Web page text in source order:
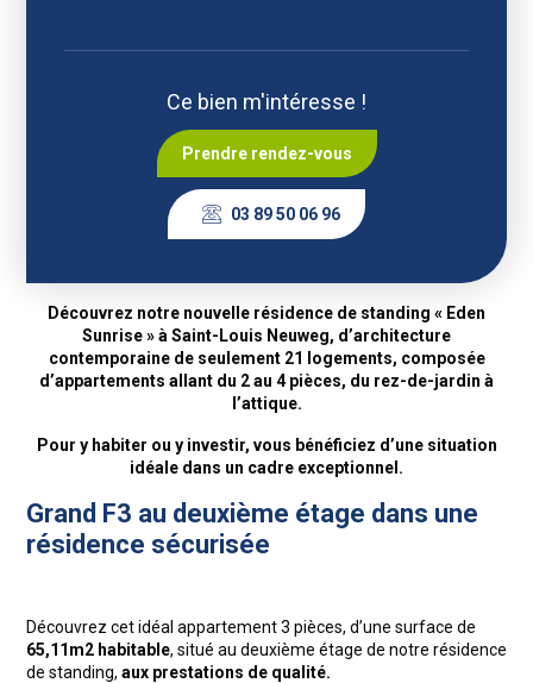
Ce bien m'intéresse !
Prendre rendez-vous
03 89 50 06 96
Découvrez notre nouvelle résidence de standing « Eden
Sunrise »à Saint-Louis Neuweg, d’architecture
contemporaine de seulement 21 logements, composée
d’appartements allant du 2 au 4 pièces, du rez-de-jardin à
l’attique.
Pour y habiter ou y investir, vous bénéficiez d’une situation
idéale dans un cadre exceptionnel.
Grand F3 au deuxième étage dans une
résidence sécurisée
Découvrez cet idéal appartement 3 pièces, d’une surface de
65,11m2 habitable, situé au deuxième étage de notre résidence
de standing, aux prestations de qualité.